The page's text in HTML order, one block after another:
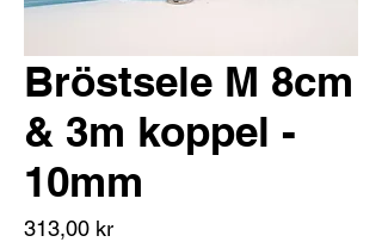
Bröstsele M 8cm
& 3m koppel -
10mm
313,00 krPris